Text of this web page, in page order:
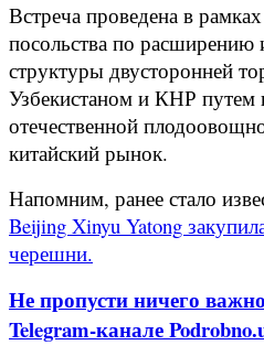
Встреча проведена в
посольства по расширению
структуры двусторонней
Узбекистаном и КНР путем
отечественной
китайский рынок.
Напомним, ранее стало
Beijing Xinyu Yatong
черешни.
Не пропусти ничего
Telegram-канале